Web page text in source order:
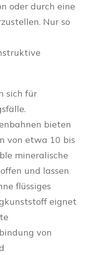
oder durch eine
Nur so
sich für
bieten
von etwa 10 bis
mineralische
und lassen
flüssiges
eignet
von